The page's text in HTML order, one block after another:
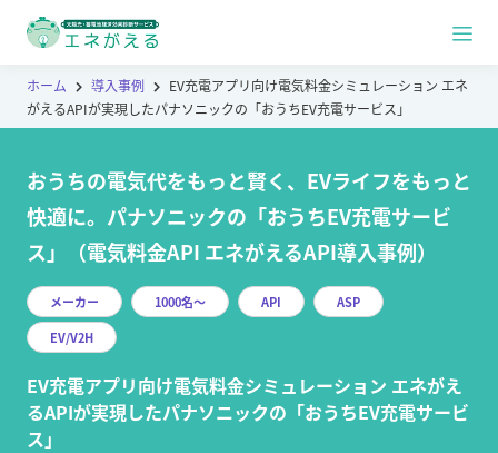
ホーム 導入事例
EV充電アプリ向け電気料金シミュレーション エネ
がえるAPIが実現したパナソニックの「おうちEV充電サービス」
おうちの電気代をもっと賢く、EVライフをもっと
快適に。パナソニックの「おうちEV充電サービ
ス」（電気料金API エネがえるAPI導入事例）
メーカー 1000名～ API
ASP
EV/V2H
EV充電アプリ向け電気料金シミュレーション エネがえ
るAPIが実現したパナソニックの「おうちEV充電サービ
ス」